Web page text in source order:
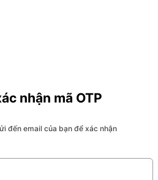
nhận mã OTP
đến email của bạn để xác nhận